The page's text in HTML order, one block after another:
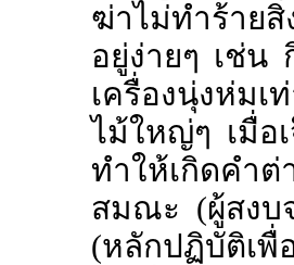
ฆ่าไม่ทำร้ายสิ่
อยู่ง่ายๆ เช่น
เครื่องนุ่งห่ม
ไม้ใหญ่ๆ เมื่อ
ทำให้เกิดค
สมณะ (ผู้สง
(หลักปฏิบัติเ